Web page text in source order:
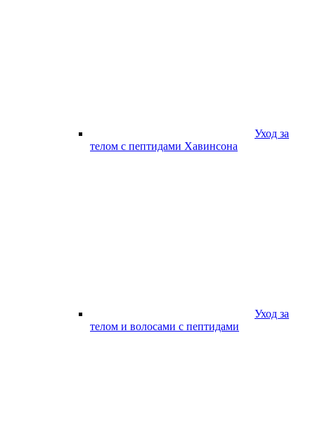
Уход за
телом с пептидами Хавинсона
Уход за
телом и волосами с пептидами